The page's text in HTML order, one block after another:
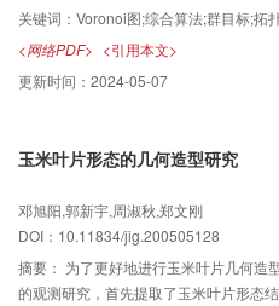
程度(即点包含的专题信息)。为克服这些
用以下两种方法确保不同信息的正确传
确；(2)反复构造剩余点的Voronoi图，
较来确定其删除与否，从而使拓扑、专
点是没有考虑点的符号化，由此可能导
关键词： Voronoi图;综合算法;群目标;拓扑信息;专
<网络PDF> <引用本文>
更新时间： 2024-05-07
玉米叶片形态的几何造型研究
邓旭阳,郭新宇,周淑秋,郑文刚
DOI：10.11834/jig.200505128
摘要： 为了更好地进行玉米叶片几何造
的观测研究，首先提取了玉米叶片形态